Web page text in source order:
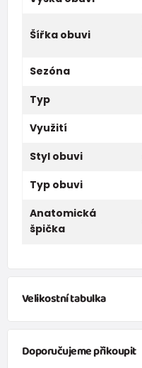
Šířka obuvi
Sezóna
Typ
Využití
Styl obuvi
Typ obuvi
Anatomická
špička
Velikostní tabulka
Reálné vnitřní rozměry
Velikost 20 21
Doporučujeme přikoupit